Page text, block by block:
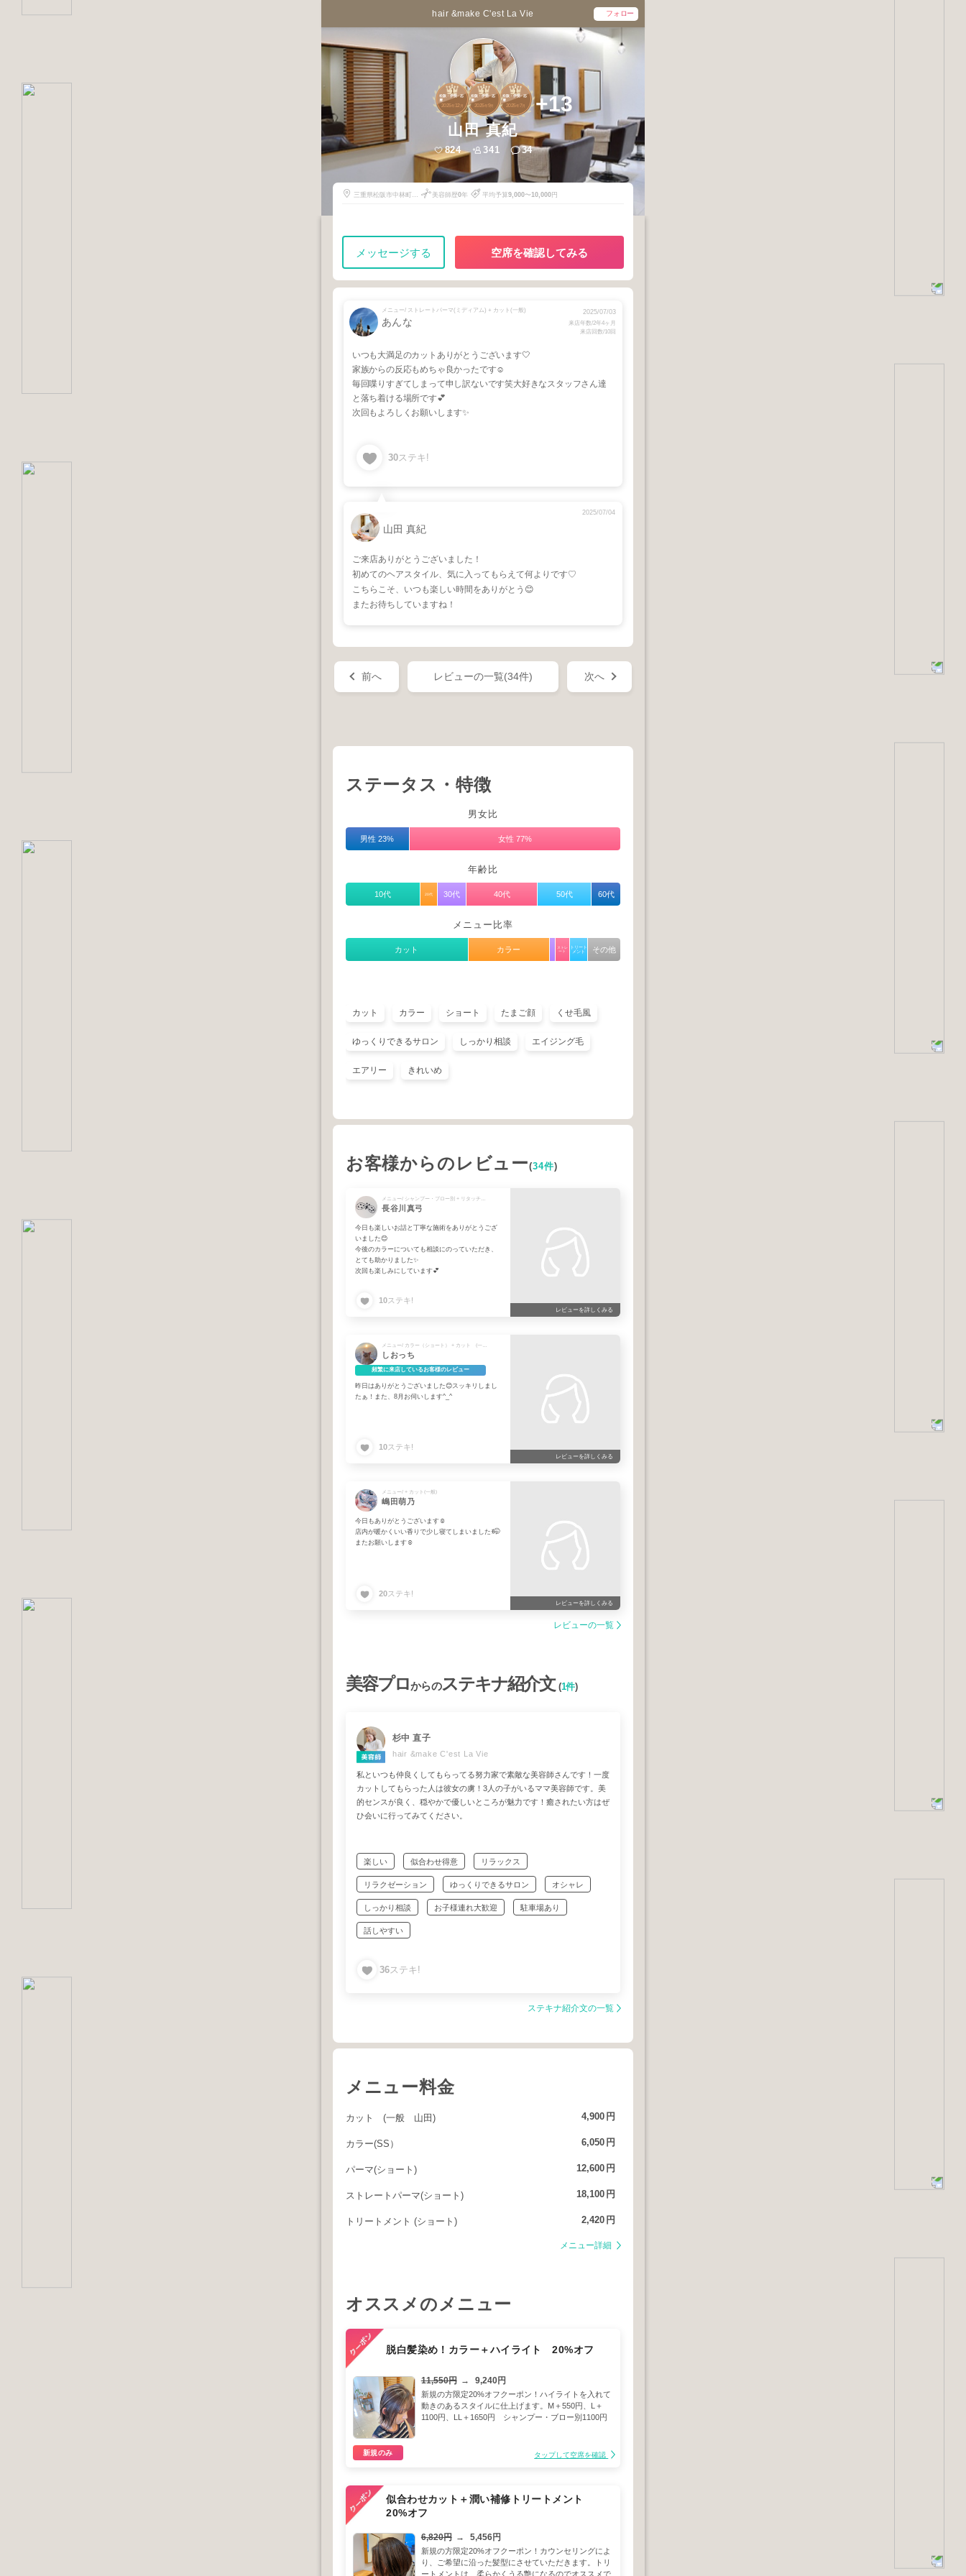
hair &make C'est La Vie フォロー
1
松阪・伊勢・志
摩
2025年 12月
1
松阪・伊勢・志
摩
2025年 9月
1
松阪・伊勢・志
摩
2025年 7月 +13
山田 真紀
824 341 34
三重県松阪市中林町
美容師歴0年 平均予算9,000〜10,000円
メッセージする 空席を確認してみる
メニュー/ ストレートパーマ(ミディアム) + カット(一般)
あんな
2025/07/03
来店年数/2年4ヶ月
来店回数/10回
いつも大満足のカットありがとうございます🤍
家族からの反応もめちゃ良かったです☺️
毎回喋りすぎてしまって申し訳ないです笑大好きなスタッフさん達
と落ち着ける場所です💕
次回もよろしくお願いします✨
30ステキ!
山田 真紀
2025/07/04
ご来店ありがとうございました！
初めてのヘアスタイル、気に入ってもらえて何よりです♡
こちらこそ、いつも楽しい時間をありがとう😊
またお待ちしていますね！
前へ レビューの一覧(34件) 次へ
ステータス・特徴
男女比
男性 23% 女性 77%
年齢比
10代 20代 30代 40代 50代 60代
メニュー比率
カット カラー
ストレ
ート
トリート
メント
その他
カット カラー ショート たまご顔 くせ毛風
ゆっくりできるサロン しっかり相談 エイジング毛
エアリー きれいめ
お客様からのレビュー(34件)
長谷川真弓
今日も楽しいお話と丁寧な施術をありがとうござ
いました😊
今後のカラーについても相談にのっていただき、
とても助かりました✨
次回も楽しみにしています︎💕︎︎
10ステキ!
レビューを詳しくみる
しおっち
頻繁に来店しているお客様のレビュー
昨日はありがとうございました😊スッキリしまし
たぁ！また、8月お伺いします^_^
10ステキ!
レビューを詳しくみる
メニュー/ + カット(一般)
嶋田萌乃
今日もありがとうございます☺️
店内が暖かくいい香りで少し寝てしまいましたꉂ🤭
またお願いします☺️
20ステキ!
レビューを詳しくみる
レビューの一覧
美容プロからのステキナ紹介文(1件)
杉中 直子
hair &make C'est La Vie
私といつも仲良くしてもらってる努力家で素敵な美容師さんです！一度
カットしてもらった人は彼女の虜！3人の子がいるママ美容師です。美
的センスが良く、穏やかで優しいところが魅力です！癒されたい方はぜ
ひ会いに行ってみてください。
楽しい 似合わせ得意 リラックス
リラクゼーション ゆっくりできるサロン オシャレ
しっかり相談 お子様連れ大歓迎 駐車場あり
話しやすい
36ステキ!
ステキナ紹介文の一覧
メニュー料金
カット (一般 山田) 4,900 円
カラー(SS） 6,050 円
パーマ(ショート) 12,600 円
ストレートパーマ(ショート) 18,100 円
トリートメント (ショート) 2,420 円
メニュー詳細
オススメのメニュー
脱白髪染め！カラー＋ハイライト 20%オフ
11,550円 → 9,240円
新規の方限定20%オフクーポン！ハイライトを入れて
動きのあるスタイルに仕上げます。M＋550円、L＋
1100円、LL＋1650円 シャンプー・ブロー別1100円
新規のみ タップして空席を確認
似合わせカット＋潤い補修トリートメント
20%オフ
6,820円 → 5,456円
新規の方限定20%オフクーポン！カウンセリングによ
り、ご希望に沿った髪型にさせていただきます。トリ
ートメントは、柔らかくうる艶になるのでオススメで